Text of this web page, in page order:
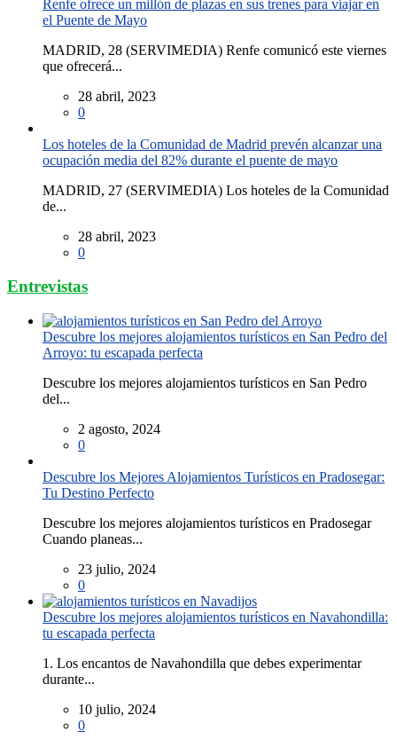
Renfe ofrece un millón de plazas en sus trenes para viajar en
el Puente de Mayo
MADRID, 28 (SERVIMEDIA) Renfe comunicó este viernes
que ofrecerá...
28 abril, 2023
0
Los hoteles de la Comunidad de Madrid prevén alcanzar una
ocupación media del 82% durante el puente de mayo
MADRID, 27 (SERVIMEDIA) Los hoteles de la Comunidad
de...
28 abril, 2023
0
Entrevistas
Descubre los mejores alojamientos turísticos en San Pedro del
Arroyo: tu escapada perfecta
Descubre los mejores alojamientos turísticos en San Pedro
del...
2 agosto, 2024
0
Descubre los Mejores Alojamientos Turísticos en Pradosegar:
Tu Destino Perfecto
Descubre los mejores alojamientos turísticos en Pradosegar
Cuando planeas...
23 julio, 2024
0
Descubre los mejores alojamientos turísticos en Navahondilla:
tu escapada perfecta
1. Los encantos de Navahondilla que debes experimentar
durante...
10 julio, 2024
0